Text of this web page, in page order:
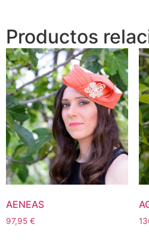
Productos
AENEAS
97,95 €